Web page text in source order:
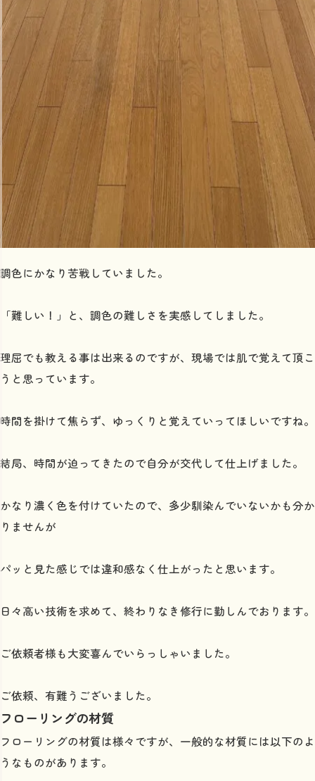
調色にかなり苦戦していました。
「難しい！」と、調色の難しさを実感してしました。
理屈でも教える事は出来るのですが、現場では肌で覚えて頂こ
うと思っています。
時間を掛けて焦らず、ゆっくりと覚えていってほしいですね。
結局、時間が迫ってきたので自分が交代して仕上げました。
かなり濃く色を付けていたので、多少馴染んでいないかも分か
りませんが
パッと見た感じでは違和感なく仕上がったと思います。
日々高い技術を求めて、終わりなき修行に勤しんでおります。
ご依頼者様も大変喜んでいらっしゃいました。
ご依頼、有難うございました。
フローリングの材質
フローリングの材質は様々ですが、一般的な材質には以下のよ
うなものがあります。